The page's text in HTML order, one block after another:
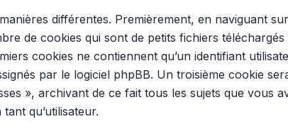
différentes. Premièrement, en naviguant
de cookies qui sont de petits fichiers
cookies ne contiennent qu’un identifiant
par le logiciel phpBB. Un troisième cookie
», archivant de ce fait tous les sujets que vous
qu’utilisateur.